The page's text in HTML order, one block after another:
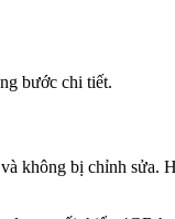
bước chi tiết.
không bị chỉnh sửa.